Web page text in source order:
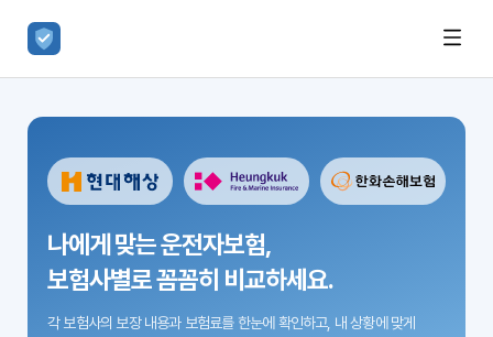
나에게 맞는 운전자보험,
보험사별로 꼼꼼히 비교하세요.
각 보험사의 보장 내용과 보험료를 한눈에 확인하고, 내 상황에 맞게